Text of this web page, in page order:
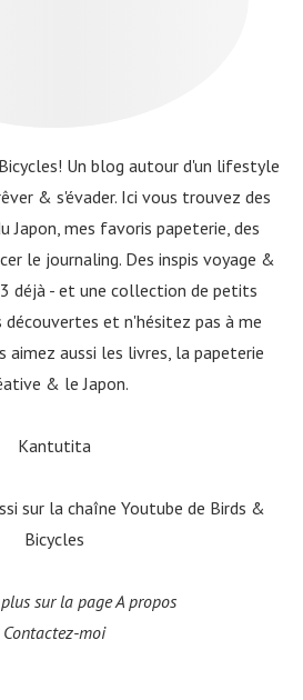
Un blog autour d'un lifestyle
& s'évader. Ici vous trouvez des
Japon, mes favoris papeterie, des
le journaling. Des inspis voyage &
déjà - et une collection de petits
découvertes et n'hésitez pas à me
aimez aussi les livres, la papeterie
& le Japon.
Kantutita
sur la chaîne Youtube de Birds &
Bicycles
sur la page A propos
Contactez-moi